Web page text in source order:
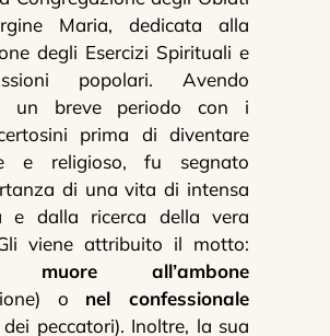
Maria, dedicata alla
degli Esercizi Spirituali e
popolari. Avendo
un breve periodo con i
prima di diventare
e religioso, fu segnato
di una vita di intensa
e dalla ricerca della vera
viene attribuito il motto:
muore all’ambone
o nel confessionale
peccatori). Inoltre, la sua